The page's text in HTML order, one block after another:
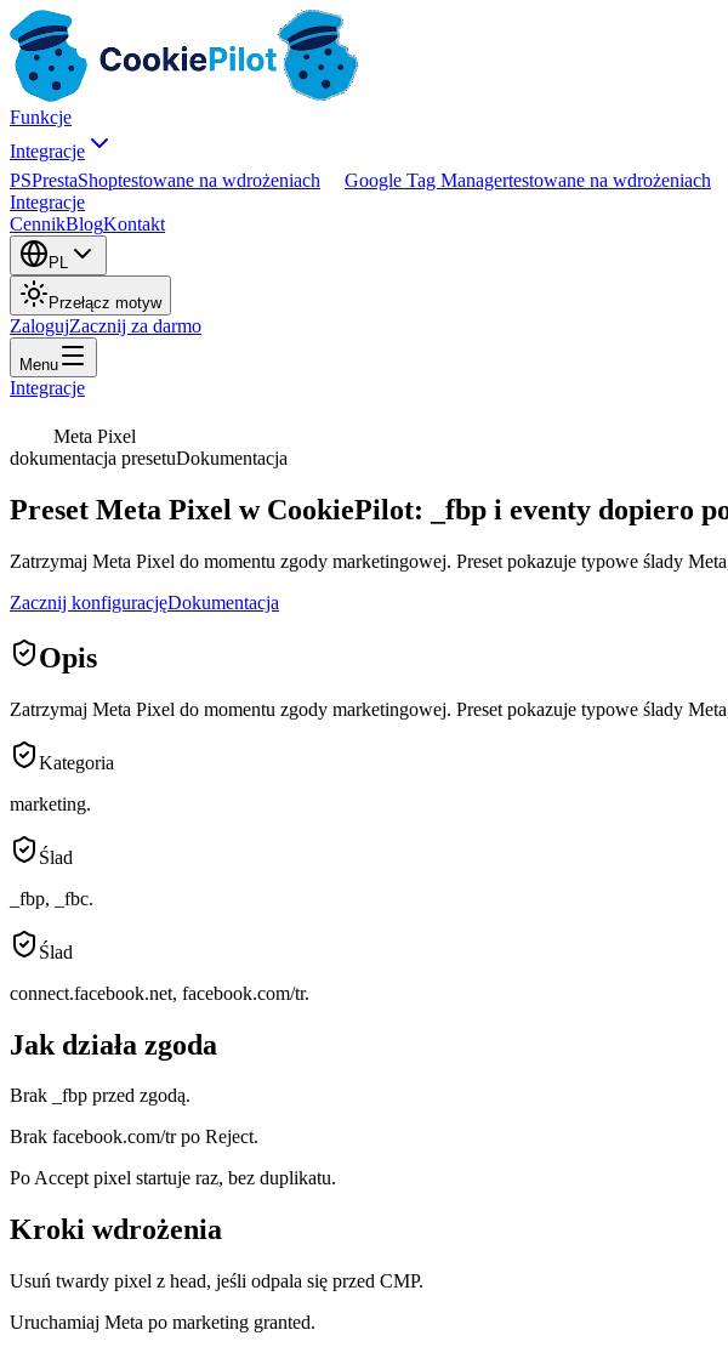
Funkcje
Integracje
PSPrestaShoptestowane na wdrożeniach Google Tag Managertestowane na wdrożeniach
Integracje
CennikBlogKontakt
PL
Przełącz motyw
ZalogujZacznij za darmo
Menu
Integracje
Meta Pixel
dokumentacja presetuDokumentacja
Preset Meta Pixel w CookiePilot: _fbp i eventy dopiero
Zatrzymaj Meta Pixel do momentu zgody marketingowej. Preset pokazuje typowe ślady
Zacznij konfiguracjęDokumentacja
Opis
Zatrzymaj Meta Pixel do momentu zgody marketingowej. Preset pokazuje typowe ślady
Kategoria
marketing.
Ślad
_fbp, _fbc.
Ślad
connect.facebook.net, facebook.com/tr.
Jak działa zgoda
Brak _fbp przed zgodą.
Brak facebook.com/tr po Reject.
Po Accept pixel startuje raz, bez duplikatu.
Kroki wdrożenia
Usuń twardy pixel z head, jeśli odpala się przed CMP.
Uruchamiaj Meta po marketing granted.